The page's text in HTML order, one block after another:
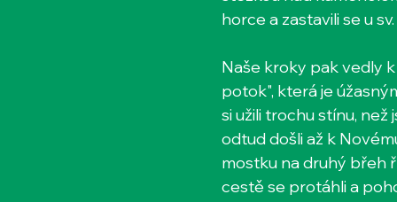
horce a zastavili se u
Naše kroky pak vedly
potok", která je
si užili trochu stínu,
odtud došli až k
mostku na druhý břeh
cestě se protáhli a